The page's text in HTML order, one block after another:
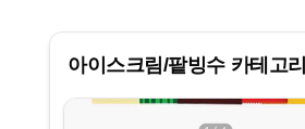
아이스크림/팥빙수카테고